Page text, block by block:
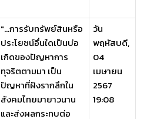
"...การรับทรัพย์สินหรือ
ประโยชน์อื่นใดเป็นบ่อ
เกิดของปัญหาการ
ทุจริตตามมา เป็น
ปัญหาที่ฝังรากลึกใน
สังคมไทยมายาวนาน
และส่งผลกระทบต่อ
วัน
พฤหัสบดี,
04
เมษายน
2567
19:08